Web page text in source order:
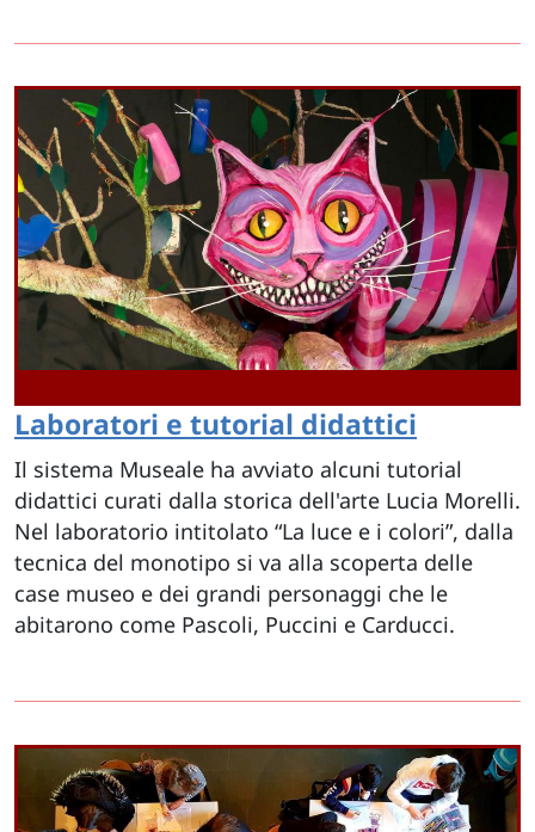
Laboratori e tutorial didattici
Il sistema Museale ha avviato alcuni tutorial
didattici curati dalla storica dell'arte Lucia Morelli.
Nel laboratorio intitolato “La luce e i colori”, dalla
tecnica del monotipo si va alla scoperta delle
case museo e dei grandi personaggi che le
abitarono come Pascoli, Puccini e Carducci.